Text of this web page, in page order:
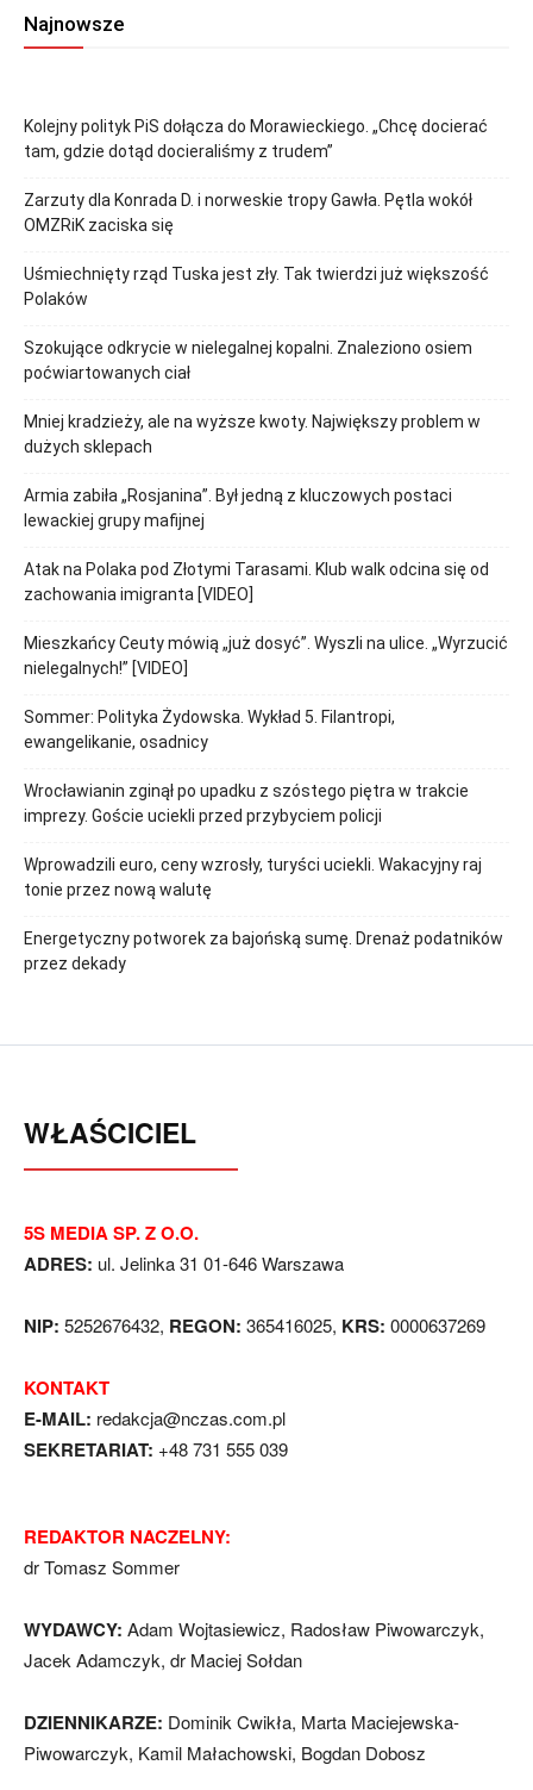
Najnowsze
Kolejny polityk PiS dołącza do Morawieckiego. „Chcę docierać
tam, gdzie dotąd docieraliśmy z trudem”
Zarzuty dla Konrada D. i norweskie tropy Gawła. Pętla wokół
OMZRiK zaciska się
Uśmiechnięty rząd Tuska jest zły. Tak twierdzi już większość
Polaków
Szokujące odkrycie w nielegalnej kopalni. Znaleziono osiem
poćwiartowanych ciał
Mniej kradzieży, ale na wyższe kwoty. Największy problem w
dużych sklepach
Armia zabiła „Rosjanina”. Był jedną z kluczowych postaci
lewackiej grupy mafijnej
Atak na Polaka pod Złotymi Tarasami. Klub walk odcina się od
zachowania imigranta [VIDEO]
Mieszkańcy Ceuty mówią „już dosyć”. Wyszli na ulice. „Wyrzucić
nielegalnych!” [VIDEO]
Sommer: Polityka Żydowska. Wykład 5. Filantropi,
ewangelikanie, osadnicy
Wrocławianin zginął po upadku z szóstego piętra w trakcie
imprezy. Goście uciekli przed przybyciem policji
Wprowadzili euro, ceny wzrosły, turyści uciekli. Wakacyjny raj
tonie przez nową walutę
Energetyczny potworek za bajońską sumę. Drenaż podatników
przez dekady
WŁAŚCICIEL
5S MEDIA SP. Z O.O.
ADRES: ul. Jelinka 31 01-646 Warszawa
NIP: 5252676432, REGON: 365416025, KRS: 0000637269
KONTAKT
E-MAIL: redakcja@nczas.com.pl
SEKRETARIAT: +48 731 555 039
REDAKTOR NACZELNY:
dr Tomasz Sommer
WYDAWCY: Adam Wojtasiewicz, Radosław Piwowarczyk,
Jacek Adamczyk, dr Maciej Sołdan
DZIENNIKARZE: Dominik Cwikła, Marta Maciejewska-
Piwowarczyk, Kamil Małachowski, Bogdan Dobosz